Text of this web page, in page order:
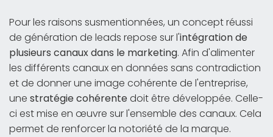
Pour les raisons susmentionnées, un concept réussi
de génération de leads repose sur l'intégration de
plusieurs canaux dans le marketing. Afin d'alimenter
les différents canaux en données sans contradiction
et de donner une image cohérente de l'entreprise,
une stratégie cohérentedoit être développée. Celle-
ci est mise en œuvre sur l'ensemble des canaux. Cela
permet de renforcer la notoriété de la marque.